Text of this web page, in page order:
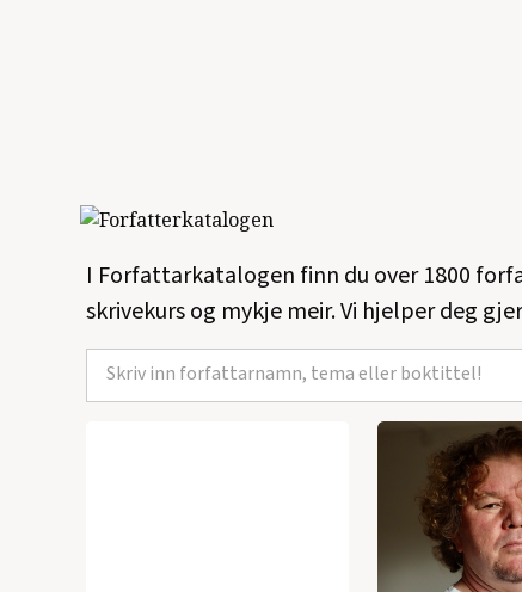
I Forfattarkatalogen finn du over 1800
skrivekurs og mykje meir. Vi hjelper deg